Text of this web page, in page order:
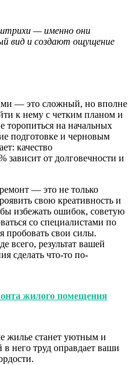
— именно они
вид и создают ощущение
— это сложный, но вполне
к нему с четким планом и
торопиться на начальных
подготовке и черновым
качество
зависит от долговечности и
— это не только
свою креативность и
избежать ошибок, советую
со специалистами по
пробовать свои силы.
всего, результат вашей
сделать что-то по-
жилого помещения
жилье станет уютным и
него труд оправдает ваши